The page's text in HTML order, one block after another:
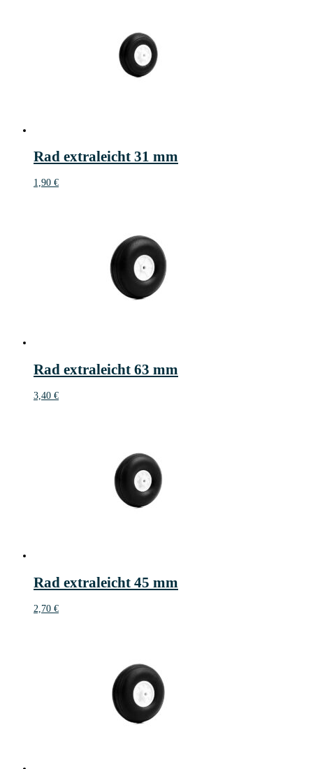
Rad extraleicht 31 mm
1,90 €
Rad extraleicht 63 mm
3,40 €
Rad extraleicht 45 mm
2,70 €